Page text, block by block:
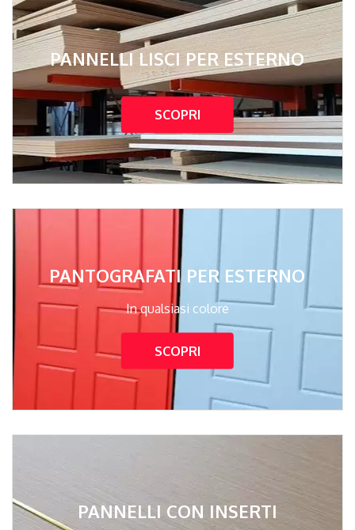
PANNELLI LISCI PER ESTERNO
SCOPRI
PANTOGRAFATI PER ESTERNO
In qualsiasi colore
SCOPRI
PANNELLI CON INSERTI